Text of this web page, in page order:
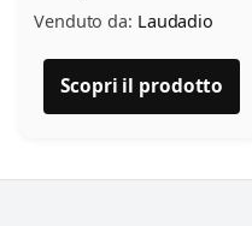
Venduto da: Laudadio
Scopri il prodotto